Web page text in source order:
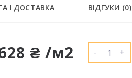
І ДОСТАВКА ВІДГУКИ (0)
₴ /м2 - +